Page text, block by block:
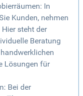
In
Kunden, nehmen
steht der
Beratung
Lösungen für
Bei der